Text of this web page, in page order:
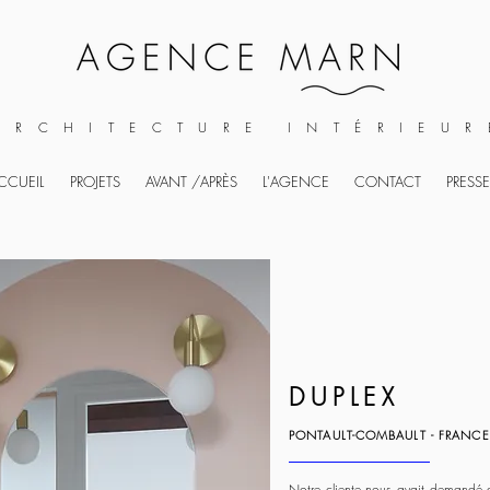
PROJETS AVANT /APRÈS L'AGENCE CONTACT PRESSE
DUPLEX
PONTAULT-COMBAULT - FRANCE